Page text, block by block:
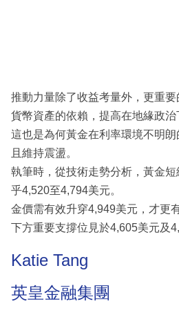
推動力量除了收益考量外，更重
貨幣資產的依賴，提高在地緣政治
這也是為何黃金在利率環境不明
且維持震盪。
執筆時，從技術走勢分析，黃金
乎4,520至4,794美元。
金價需有效升穿4,949美元，才更
下方重要支撐位見於4,605美元及
Katie Tang
英皇金融集團